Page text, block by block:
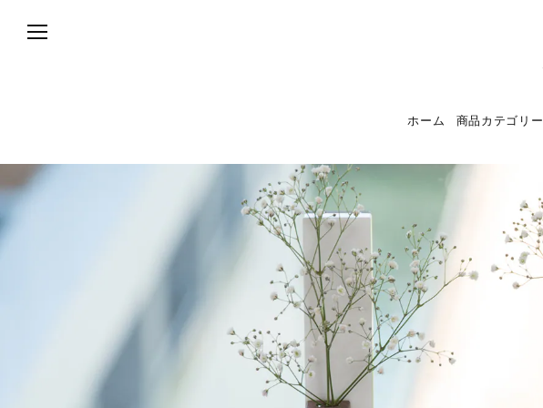
ホーム 商品カテゴリー